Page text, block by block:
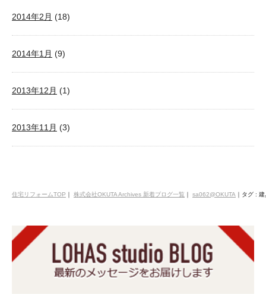
2014年2月 (18)
2014年1月 (9)
2013年12月 (1)
2013年11月 (3)
住宅リフォームTOP ｜ 株式会社OKUTA Archives 新着ブログ一覧 ｜ sa062@OKUTA ｜ タグ :